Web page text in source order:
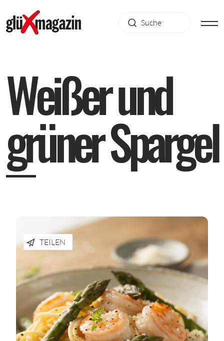
Weißerund
grünerSpargel
TEILEN